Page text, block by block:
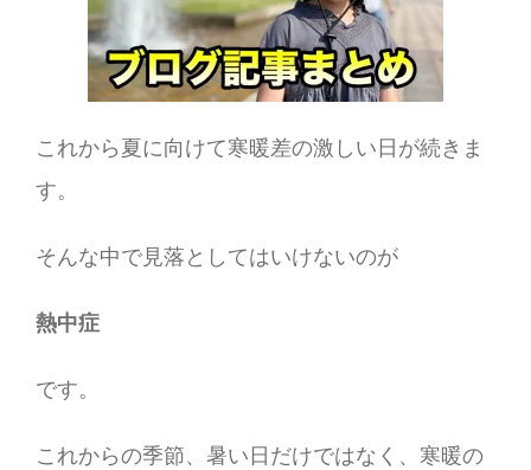
これから夏に向けて寒暖差の激しい日が続きま
す。
そんな中で見落としてはいけないのが
熱中症
です。
これからの季節、暑い日だけではなく、寒暖の